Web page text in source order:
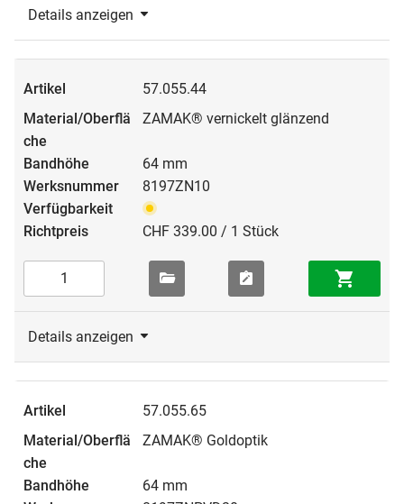
Details anzeigen
57.055.44
ZAMAK® vernickelt glänzend
64 mm
8197ZN10
CHF 339.00 / 1 Stück
Details anzeigen
57.055.65
ZAMAK® Goldoptik
64 mm